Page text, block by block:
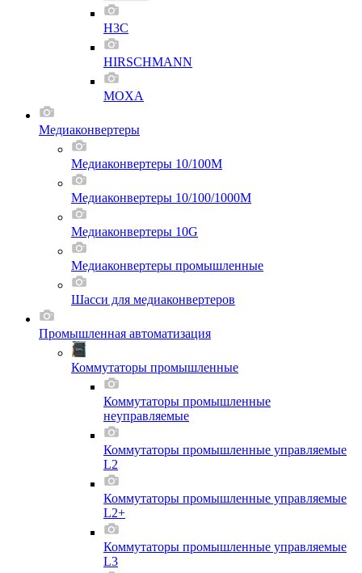
H3C
HIRSCHMANN
MOXA
Медиаконвертеры
Медиаконвертеры 10/100M
Медиаконвертеры 10/100/1000M
Медиаконвертеры 10G
Медиаконвертеры промышленные
Шасси для мeдиаконвертеров
Промышленная автоматизация
Коммутаторы промышленные
Коммутаторы промышленные
неуправляемые
Коммутаторы промышленные управляемые
L2
Коммутаторы промышленные управляемые
L2+
Коммутаторы промышленные управляемые
L3